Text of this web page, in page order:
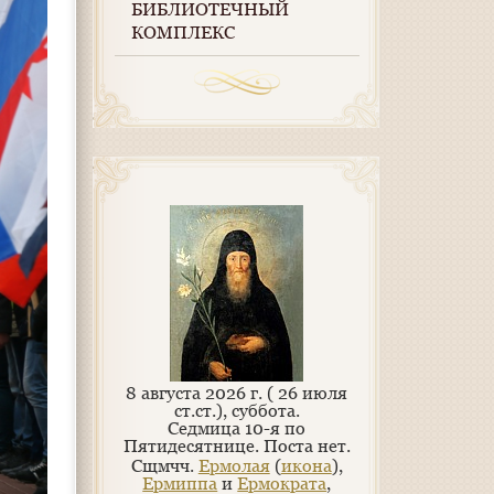
БИБЛИОТЕЧНЫЙ
КОМПЛЕКС
8 августа 2026 г. ( 26 июля
ст.ст.), суббота.
Седмица 10-я по
Пятидесятнице. Поста нет.
Сщмчч. Ермолая(икона),
Ермиппа иЕрмократа,